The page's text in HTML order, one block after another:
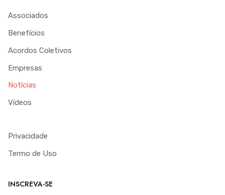
Associados
Benefícios
Acordos Coletivos
Empresas
Notícias
Vídeos
Privacidade
Termo de Uso
INSCREVA-SE